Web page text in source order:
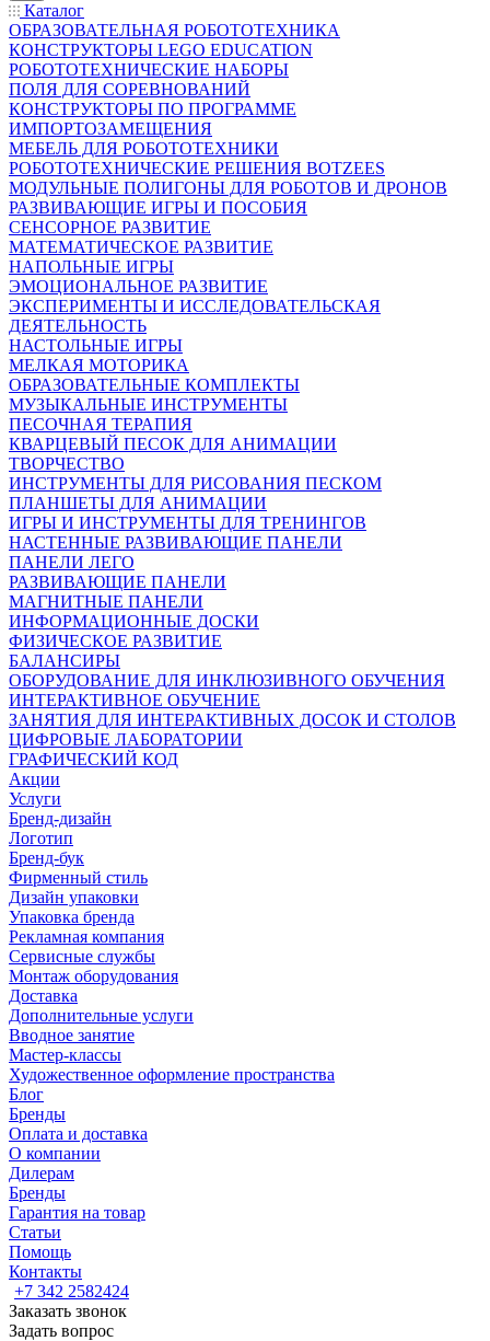
Каталог
ОБРАЗОВАТЕЛЬНАЯ РОБОТОТЕХНИКА
КОНСТРУКТОРЫ LEGO EDUCATION
РОБОТОТЕХНИЧЕСКИЕ НАБОРЫ
ПОЛЯ ДЛЯ СОРЕВНОВАНИЙ
КОНСТРУКТОРЫ ПО ПРОГРАММЕ
ИМПОРТОЗАМЕЩЕНИЯ
МЕБЕЛЬ ДЛЯ РОБОТОТЕХНИКИ
РОБОТОТЕХНИЧЕСКИЕ РЕШЕНИЯ BOTZEES
МОДУЛЬНЫЕ ПОЛИГОНЫ ДЛЯ РОБОТОВ И ДРОНОВ
РАЗВИВАЮЩИЕ ИГРЫ И ПОСОБИЯ
СЕНСОРНОЕ РАЗВИТИЕ
МАТЕМАТИЧЕСКОЕ РАЗВИТИЕ
НАПОЛЬНЫЕ ИГРЫ
ЭМОЦИОНАЛЬНОЕ РАЗВИТИЕ
ЭКСПЕРИМЕНТЫ И ИССЛЕДОВАТЕЛЬСКАЯ
ДЕЯТЕЛЬНОСТЬ
НАСТОЛЬНЫЕ ИГРЫ
МЕЛКАЯ МОТОРИКА
ОБРАЗОВАТЕЛЬНЫЕ КОМПЛЕКТЫ
МУЗЫКАЛЬНЫЕ ИНСТРУМЕНТЫ
ПЕСОЧНАЯ ТЕРАПИЯ
КВАРЦЕВЫЙ ПЕСОК ДЛЯ АНИМАЦИИ
ТВОРЧЕСТВО
ИНСТРУМЕНТЫ ДЛЯ РИСОВАНИЯ ПЕСКОМ
ПЛАНШЕТЫ ДЛЯ АНИМАЦИИ
ИГРЫ И ИНСТРУМЕНТЫ ДЛЯ ТРЕНИНГОВ
НАСТЕННЫЕ РАЗВИВАЮЩИЕ ПАНЕЛИ
ПАНЕЛИ ЛЕГО
РАЗВИВАЮЩИЕ ПАНЕЛИ
МАГНИТНЫЕ ПАНЕЛИ
ИНФОРМАЦИОННЫЕ ДОСКИ
ФИЗИЧЕСКОЕ РАЗВИТИЕ
БАЛАНСИРЫ
ОБОРУДОВАНИЕ ДЛЯ ИНКЛЮЗИВНОГО ОБУЧЕНИЯ
ИНТЕРАКТИВНОЕ ОБУЧЕНИЕ
ЗАНЯТИЯ ДЛЯ ИНТЕРАКТИВНЫХ ДОСОК И СТОЛОВ
ЦИФРОВЫЕ ЛАБОРАТОРИИ
ГРАФИЧЕСКИЙ КОД
Акции
Услуги
Бренд-дизайн
Логотип
Бренд-бук
Фирменный стиль
Дизайн упаковки
Упаковка бренда
Рекламная компания
Сервисные службы
Монтаж оборудования
Доставка
Дополнительные услуги
Вводное занятие
Мастер-классы
Художественное оформление пространства
Блог
Бренды
Оплата и доставка
О компании
Дилерам
Бренды
Гарантия на товар
Статьи
Помощь
Контакты
+7 342 2582424
Заказать звонок
Задать вопрос